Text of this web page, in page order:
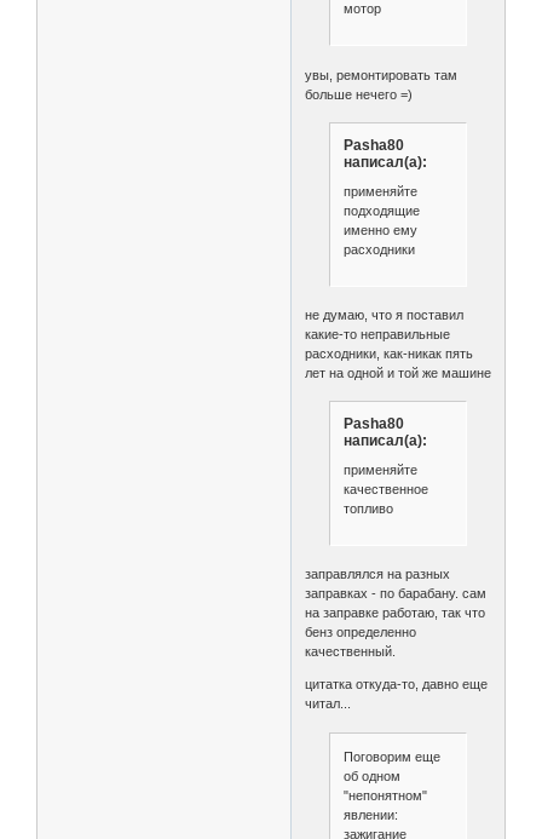
мотор
увы, ремонтировать там
больше нечего =)
Pasha80
написал(а):
применяйте
подходящие
именно ему
расходники
не думаю, что я поставил
какие-то неправильные
расходники, как-никак пять
лет на одной и той же машине
Pasha80
написал(а):
применяйте
качественное
топливо
заправлялся на разных
заправках - по барабану. сам
на заправке работаю, так что
бенз определенно
качественный.
цитатка откуда-то, давно еще
читал...
Поговорим еще
об одном
"непонятном"
явлении:
зажигание